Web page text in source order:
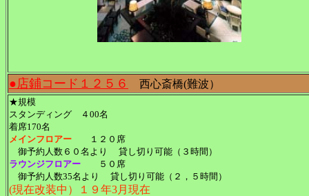
●店鋪コード１２５６ 西心斎橋(難波）
★規模
スタンディング ４00名
着席170名
メインフロアー １２０席
御予約人数６０名より 貸し切り可能（３時間）
ラウンジフロアー ５０席
御予約人数35名より 貸し切り可能（２，５時間）
(現在改装中）１９年3月現在